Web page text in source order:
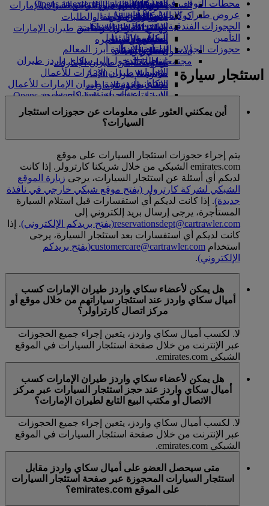
الشركاء الجويون
تناول الطعام في الدرجة السياحية
الممتازة
وجبات الدرجة السياحية
المشروبات
أسطول طائراتنا
بوينج 777
طائرة الإمارات A380
A350 طائرة الإمارات
الإمارات للطيران الخاص
توزيع المقاعد
السوق الحرة
متجرنا الرسمي
التسلية للأطفال
الترفيه عن الأطفال
ألعاب الأطفال
أنشطة للأطفال
in a new tab
كوكبنا
الاستدامة في العمليات
السياسة البيئية
التقارير البيئية
مجتمعاتنا المحلية
مؤسسة طيران الإمارات للأعمال
الإنسانيةمؤسسة طيران الإمارات للأعمال
الإنسانية Opens an external link in a new
الرعاية
هلسنكي
هانغتشو
دا نانغ
شنزان
سييم ريب
Opens an external link in a new tab
شركاؤنا
Skywards Everyday
سكاي واردز رايل
حاسبة الأميال
تسجيل الدخول إلى سكاي واردز طيران
الإمارات
سكاي واردز+
الاستمتاع بالحياة مع سكاي واردز
السفر لأصحاب الهمم مع طيران الإمارات
المساعدة الخاصة والطلبات
تجربتكم على متن الطائرة
الأدوات والموارد
الهاتف المتحرك وتطبيق طيران الإمارات
إلغاء حجز أو تغييره
تعطل الرحلات
معلومات عن طيران الإمارات
محطات التوقف في دبي
عروض طيران الإمارات الخاصة
الحجوزات الفندقية
التأمين
حجوزات الجولات السياحية وزيارة أبرز المعالم
استئجار سيارة
أين يمكنني العثور على معلومات عن حجوزات استئجار
السيارات؟
يتم إجراء حجوزات استئجار السيارات على موقع
emirates.com الشبكي من خلال شريكنا كارترولر. إذا كانت
لديكم أي أسئلة عن استئجار السيارات، يرجى زيارة الموقع
الشبكي لشركة كارترولر (يفتح موقع شبكي خارجي في نافذة
جديدة). إذا كانت لديكم أي استفسارات قبل استلام السيارة
المستأجرة، يرجى إرسال بريد إلكتروني إلى
reservationsdept@cartrawler.com(يفتح بريدكم الإلكتروني). إذا
كانت لديكم أي استفسارات بعد استئجار السيارة، يرجى
استخدام customercare@cartrawler.com(يفتح بريدكم
الإلكتروني).
هل يمكن لأعضاء سكاي واردز طيران الإمارات كسب
أميال سكاي واردز عند استئجار سياراتهم من خلال موقع أو
مركز اتصال كارتراولر؟
لا. لكسب أميال سكاي واردز، يتعين إجراء جميع الحجوزات
عبر الإنترنت من خلال صفحة استئجار السيارات في الموقع
الشبكي emirates.com.
هل يمكن لأعضاء سكاي واردز طيران الإمارات كسب
أميال سكاي واردز عند حجز استئجار السيارات عبر مركز
الاتصال أو مكتب البيع التابع لطيران الإمارات؟
لا. لكسب أميال سكاي واردز، يتعين إجراء جميع الحجوزات
عبر الإنترنت من خلال صفحة استئجار السيارات في الموقع
الشبكي emirates.com.
متى سيحصل العضو على أميال سكاي واردز مقابل
استئجار السيارات المحجوزة عبر صفحة استئجار السيارات
على الموقع emirates.com؟